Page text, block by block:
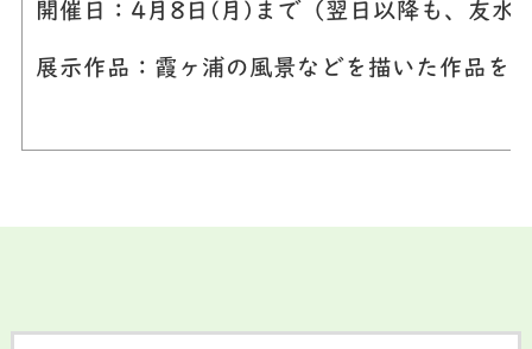
開催日：4月8日(月)まで（翌日以降も、友水
展示作品：霞ヶ浦の風景などを描いた作品を